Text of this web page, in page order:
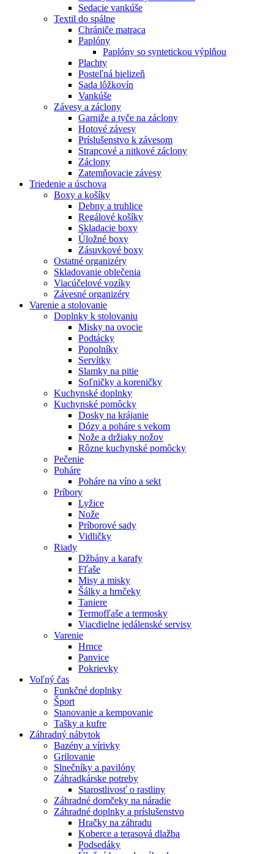
Sedacie vankúše
Textil do spálne
Chrániče matraca
Paplóny
Paplóny so syntetickou výplňou
Plachty
Posteľná bielizeň
Sada lôžkovín
Vankúše
Závesy a záclony
Garniže a tyče na záclony
Hotové závesy
Príslušenstvo k závesom
Strapcové a nitkové záclony
Záclony
Zatemňovacie závesy
Triedenie a úschova
Boxy a košíky
Debny a truhlice
Regálové košíky
Skladacie boxy
Úložné boxy
Zásuvkové boxy
Ostatné organizéry
Skladovanie oblečenia
Viacúčelové vozíky
Závesné organizéry
Varenie a stolovanie
Doplnky k stolovaniu
Misky na ovocie
Podtácky
Popolníky
Servítky
Slamky na pitie
Soľničky a koreničky
Kuchynské doplnky
Kuchynské pomôcky
Dosky na krájanie
Dózy a poháre s vekom
Nože a držiaky nožov
Rôzne kuchynské pomôcky
Pečenie
Poháre
Poháre na víno a sekt
Príbory
Lyžice
Nože
Príborové sady
Vidličky
Riady
Džbány a karafy
Fľaše
Misy a misky
Šálky a hrnčeky
Taniere
Termofľaše a termosky
Viacdielne jedálenské servisy
Varenie
Hrnce
Panvice
Pokrievky
Voľný čas
Funkčné doplnky
Šport
Stanovanie a kempovanie
Tašky a kufre
Záhradný nábytok
Bazény a vírivky
Grilovanie
Slnečníky a pavilóny
Záhradkárske potreby
Starostlivosť o rastliny
Záhradné domčeky na náradie
Záhradné doplnky a príslušenstvo
Hračky na záhradu
Koberce a terasová dlažba
Podsedáky